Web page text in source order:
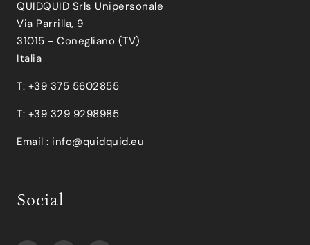
QUIDQUID Srls Unipersonale
Via Parrilla, 9
31015 - Conegliano (TV)
Italia
T: +39 375 5602855
T: +39 329 9298985
Email : info@quidquid.eu
Social